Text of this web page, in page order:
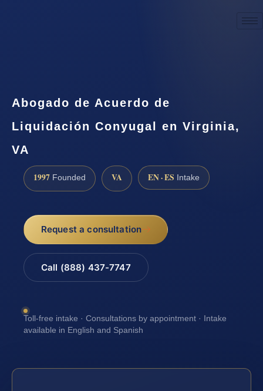
Abogado de Acuerdo de
Liquidación Conyugal en Virginia,
VA
1997 Founded VA EN · ES Intake
Request a consultation
Call (888) 437-7747
Toll-free intake · Consultations by appointment · Intake
available in English and Spanish